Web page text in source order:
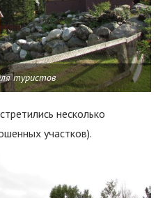
туристов
несколько
участков).